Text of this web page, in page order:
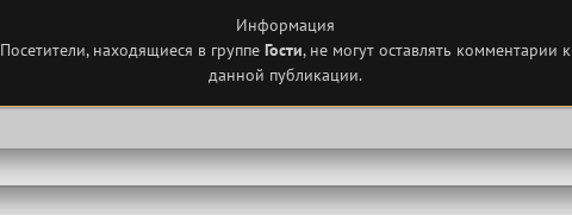
Информация
Посетители, находящиеся в группе Гости, не могут оставлять комментарии к
данной публикации.